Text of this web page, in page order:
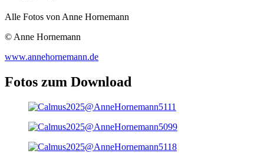
Alle Fotos von Anne Hornemann
© Anne Hornemann
www.annehornemann.de
Fotos zum Download